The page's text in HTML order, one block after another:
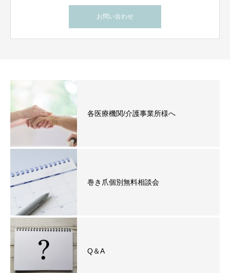
お問い合わせ
各医療機関/介護事業所様へ
巻き爪個別無料相談会
Q＆A